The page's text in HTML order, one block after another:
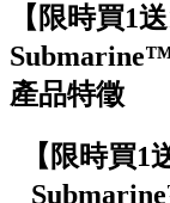
【限時買1
產品特徵
【限時買1